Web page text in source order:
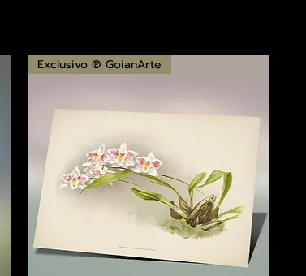
Exclusivo ® GoianArte